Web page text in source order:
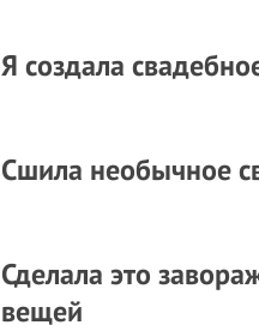
Я создала
Сшила необычное
Сделала это
вещей